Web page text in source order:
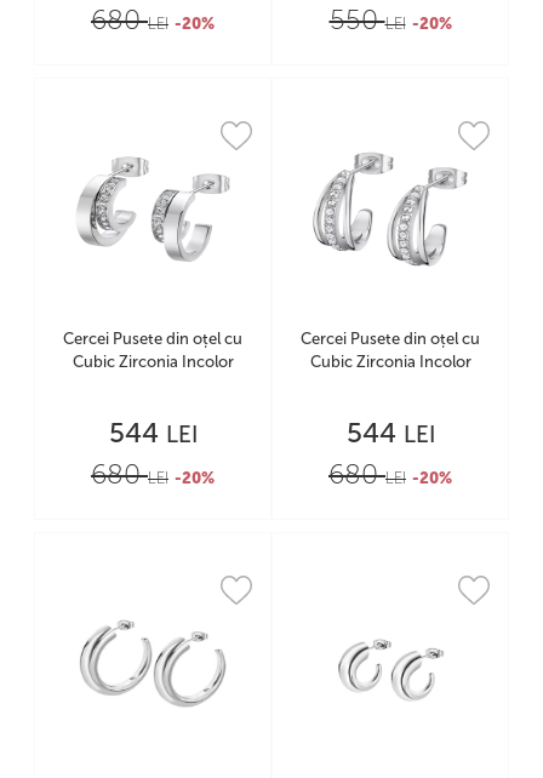
680LEI -20% 550LEI -20%
Cercei Pusete din oțel cu
Cubic Zirconia Incolor
544 LEI
680LEI -20%
Cercei Pusete din oțel cu
Cubic Zirconia Incolor
544 LEI
680LEI -20%